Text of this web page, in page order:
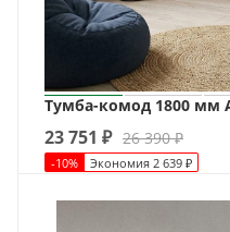
23 751 ₽ 26 390₽
-10% Экономия 2 639 ₽